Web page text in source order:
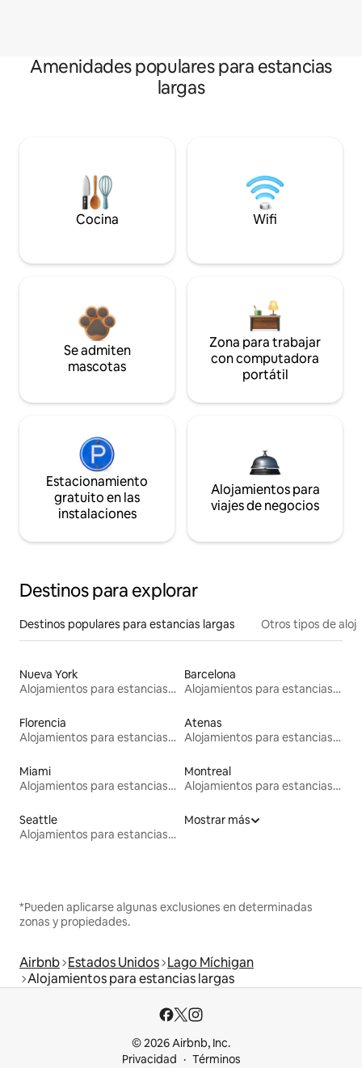
Amenidades populares para estancias
largas
Cocina Wifi
Se admiten
mascotas
Zona para trabajar
con computadora
portátil
Estacionamiento
gratuito en las
instalaciones
Alojamientos para
viajes de negocios
Destinos para explorar
Destinos populares para estancias largas Otros tipos de
Nueva York
Alojamientos para estancias largas
Barcelona
Alojamientos para estancias largas
Florencia
Alojamientos para estancias largas
Atenas
Alojamientos para estancias largas
Miami
Alojamientos para estancias largas
Montreal
Alojamientos para estancias largas
Seattle
Alojamientos para estancias largas
Mostrar más
*Pueden aplicarse algunas exclusiones en determinadas
zonas y propiedades.
Airbnb Estados Unidos Lago Míchigan
Alojamientos para estancias largas
© 2026 Airbnb, Inc.
Privacidad
Términos